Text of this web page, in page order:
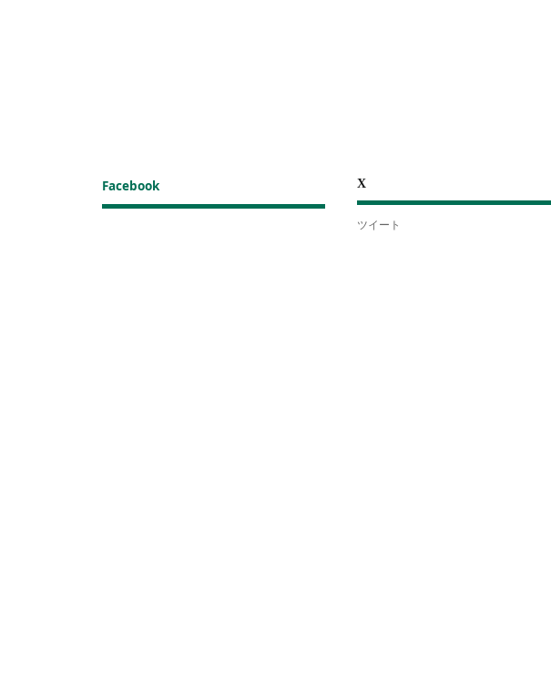
Facebook X
ツイート